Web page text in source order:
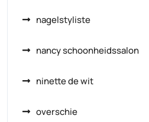
nagelstyliste
nancy schoonheidssalon
ninette de wit
overschie